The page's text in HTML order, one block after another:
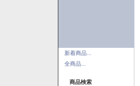
新着商品...
全商品...
商品検索